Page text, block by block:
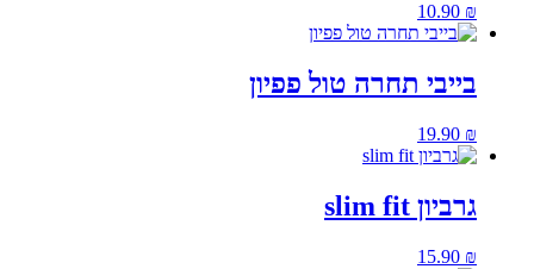
10.90 ₪
בייבי תחרה טול פפיון
19.90 ₪
גרביון slim fit
15.90 ₪